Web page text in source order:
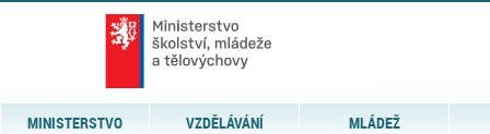
MINISTERSTVO VZDĚLÁVÁNÍ MLÁDEŽ